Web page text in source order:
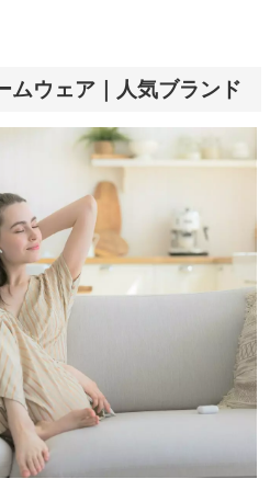
ムウェア｜人気ブランド